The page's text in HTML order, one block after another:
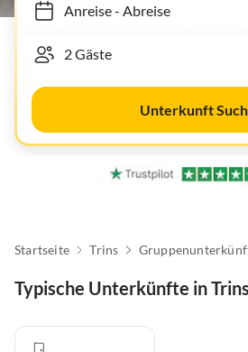
Anreise- Abreise
Unterkunft
Startseite Trins
Typische Unterkünfte in Trins